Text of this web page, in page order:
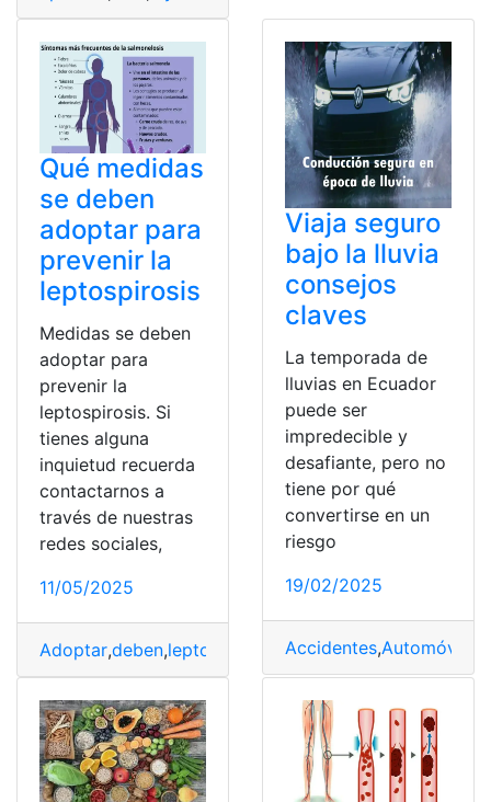
Qué medidas
se deben
adoptar para
prevenir la
leptospirosis
Medidas se deben
adoptar para
prevenir la
leptospirosis. Si
tienes alguna
inquietud recuerda
contactarnos a
través de nuestras
redes sociales,
11/05/2025
Adoptar,deben,leptospirosis Medidas,Prevenir
Viaja seguro
bajo la lluvia
consejos
claves
La temporada de
lluvias en Ecuador
puede ser
impredecible y
desafiante, pero no
tiene por qué
convertirse en un
riesgo
19/02/2025
Accidentes,Automóvil